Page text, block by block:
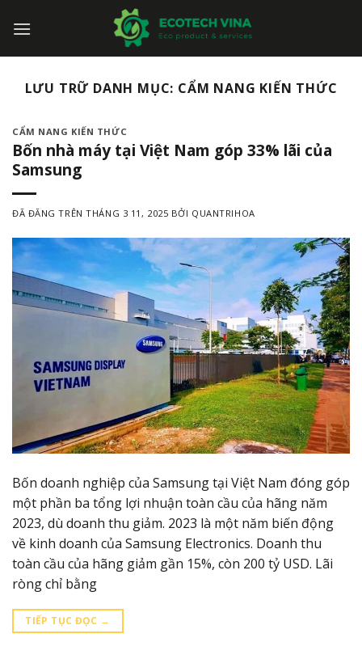
đến
LƯU TRỮ DANH MỤC: CẨM NANG KIẾN THỨC
CẨM NANG KIẾN THỨC
Bốn nhà máy tại Việt Nam góp 33% lãi của
Samsung
ĐÃ ĐĂNG TRÊNTHÁNG 3 11, 2025 BỞI QUANTRIHOA
Bốn doanh nghiệp của Samsung tại Việt Nam đóng góp
một phần ba tổng lợi nhuận toàn cầu của hãng năm
2023, dù doanh thu giảm. 2023 là một năm biến động
về kinh doanh của Samsung Electronics. Doanh thu
toàn cầu của hãng giảm gần 15%, còn 200 tỷ USD. Lãi
ròng chỉ bằng
TIẾP TỤC ĐỌC →